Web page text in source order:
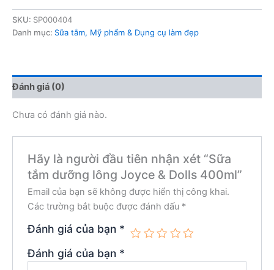
SKU: SP000404
Danh mục: Sữa tắm, Mỹ phẩm & Dụng cụ làm đẹp
Đánh giá (0)
Chưa có đánh giá nào.
Hãy là người đầu tiên nhận xét “Sữa
tắm dưỡng lông Joyce & Dolls 400ml”
Email của bạn sẽ không được hiển thị công khai.
Các trường bắt buộc được đánh dấu *
Đánh giá của bạn *
Đánh giá của bạn *